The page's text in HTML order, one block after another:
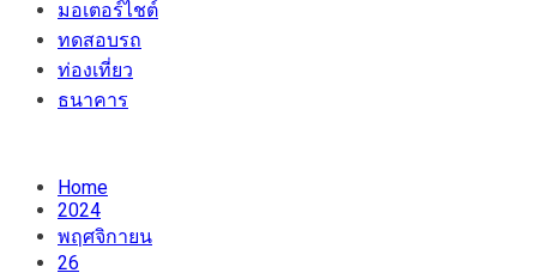
มอเตอร์ไชต์
ทดสอบรถ
ท่องเที่ยว
ธนาคาร
Home
2024
พฤศจิกายน
26